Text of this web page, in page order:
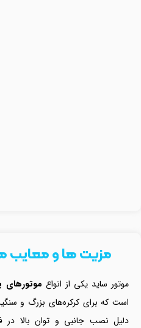
مزیت ها و معایب
موتور ساید یکی از انواعموتورهای
است که برای کرکره‌های بزرگ و
دلیل نصب جانبی و توان بالا در